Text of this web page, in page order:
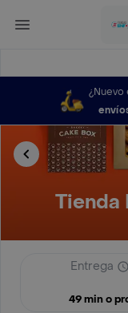
¿Nuevo
Tienda
Entrega
49 min o